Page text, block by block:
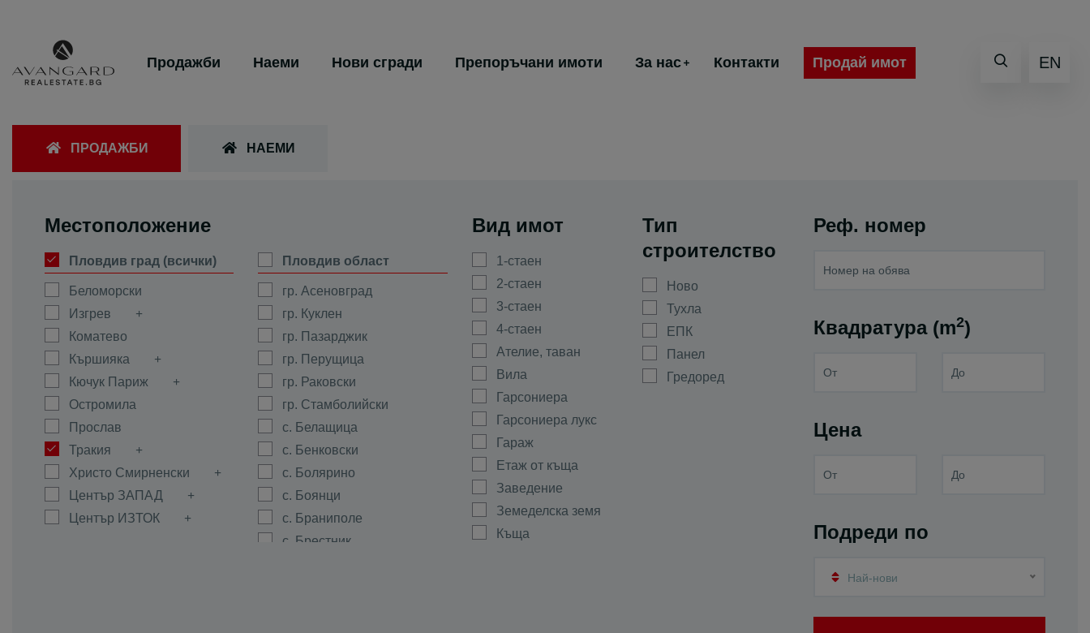
Продажби Наеми Нови сгради Препоръчани имоти За нас Контакти Продай имот EN
ПРОДАЖБИ НАЕМИ
Местоположение
Пловдив град (всички)
Беломорски
Изгрев
Коматево
Кършияка
Кючук Париж
Остромила
Прослав
Тракия
Христо Смирненски
Център ЗАПАД
Център ИЗТОК
Пловдив област
гр. Асеновград
гр. Куклен
гр. Пазарджик
гр. Перущица
гр. Раковски
гр. Стамболийски
с. Белащица
с. Бенковски
с. Болярино
с. Боянци
с. Браниполе
с. Брестник
Вид имот
1-стаен
2-стаен
3-стаен
4-стаен
Ателие, таван
Вила
Гарсониера
Гарсониера лукс
Гараж
Етаж от къща
Заведение
Земеделска земя
Къща
Тип
строителство
Ново
Тухла
ЕПК
Панел
Гредоред
Реф. номер
Квадратура (m2)
Цена
Подреди по
Най-нови